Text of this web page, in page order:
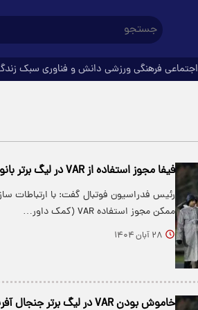
اجتماعی فرهنگیورزشی دانش و فناوری سبک
فیفا مجوز استفاده از VAR در لیگ برتر بانوان و لیگ آزادگان را صادر کرد
رئیس فدراسیون فوتبال گفت: با ارتباطات
ممکن مجوز استفاده VAR (کمک داور…
۲۸ آبان ۱۴۰۴
خاموش بودن VAR در لیگ برتر جنجال آفرید + ویدئو